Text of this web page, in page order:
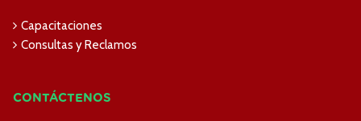
Capacitaciones
Consultas y Reclamos
CONTÁCTENOS